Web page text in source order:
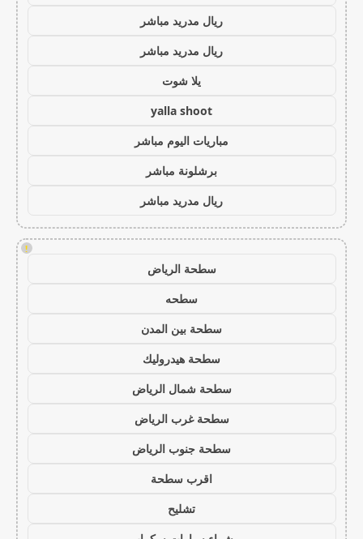
ريال مدريد مباشر
ريال مدريد مباشر
يلا شوت
yalla shoot
مباريات اليوم مباشر
برشلونة مباشر
ريال مدريد مباشر
!
سطحة الرياض
سطحه
سطحة بين المدن
سطحة هيدروليك
سطحة شمال الرياض
سطحة غرب الرياض
سطحة جنوب الرياض
اقرب سطحة
تشليح